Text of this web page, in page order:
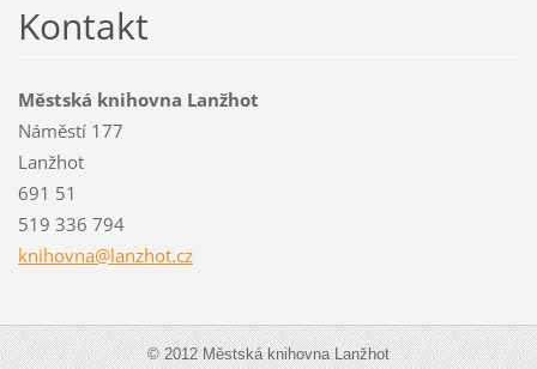
Kontakt
Městská knihovna Lanžhot
Náměstí 177
Lanžhot
691 51
519 336 794
knihovna@lanzhot.cz
© 2012 Městská knihovna Lanžhot